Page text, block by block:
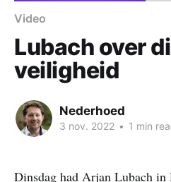
Video
Lubach over
veiligheid
Nederhoed
3 nov. 2022 • 1 min
Dinsdag had Arjan Lubach